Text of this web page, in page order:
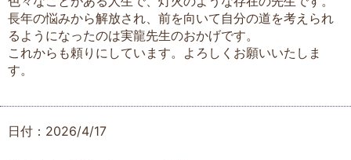
長年の悩みから解放され、前を向いて自分の道を考えられ
るようになったのは実龍先生のおかげです。
これからも頼りにしています。よろしくお願いいたしま
す。
日付：2026/4/17